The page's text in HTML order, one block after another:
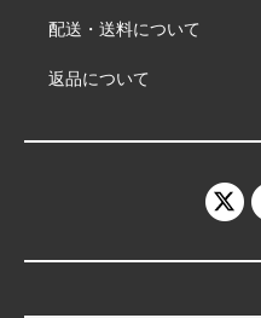
配送・送料について
返品について